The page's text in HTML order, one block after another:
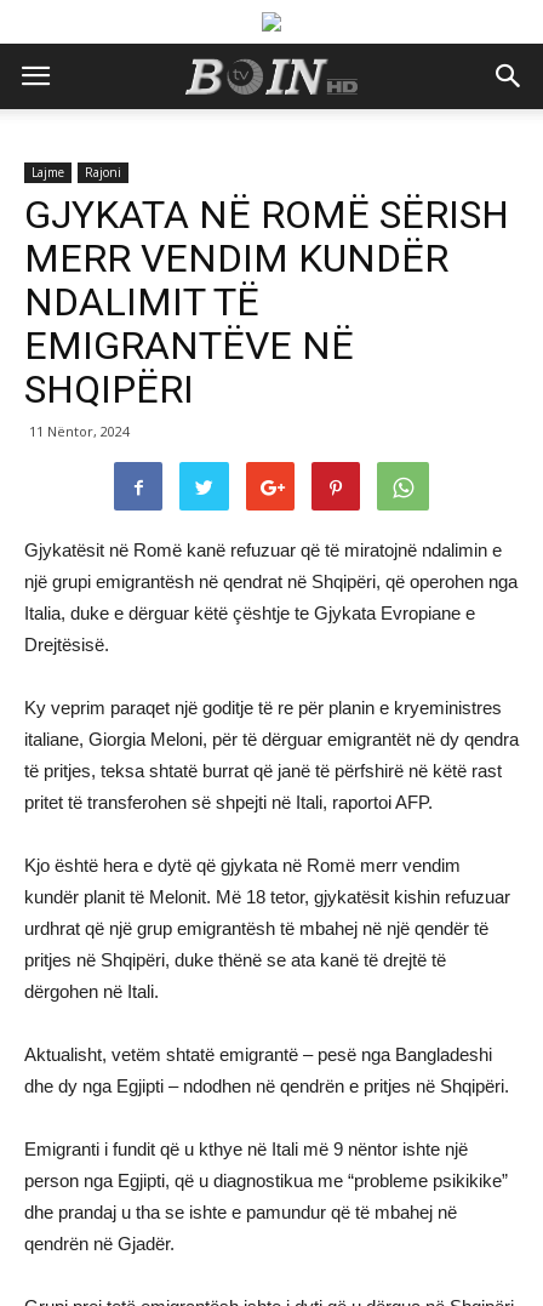
Lajme Rajoni
GJYKATA NË ROMË SËRISH
MERR VENDIM KUNDËR
NDALIMIT TË
EMIGRANTËVE NË
SHQIPËRI
11 Nëntor, 2024
Gjykatësit në Romë kanë refuzuar që të miratojnë ndalimin e
një grupi emigrantësh në qendrat në Shqipëri, që operohen nga
Italia, duke e dërguar këtë çështje te Gjykata Evropiane e
Drejtësisë.
Ky veprim paraqet një goditje të re për planin e kryeministres
italiane, Giorgia Meloni, për të dërguar emigrantët në dy qendra
të pritjes, teksa shtatë burrat që janë të përfshirë në këtë rast
pritet të transferohen së shpejti në Itali, raportoi AFP.
Kjo është hera e dytë që gjykata në Romë merr vendim
kundër planit të Melonit. Më 18 tetor, gjykatësit kishin refuzuar
urdhrat që një grup emigrantësh të mbahej në një qendër të
pritjes në Shqipëri, duke thënë se ata kanë të drejtë të
dërgohen në Itali.
Aktualisht, vetëm shtatë emigrantë – pesë nga Bangladeshi
dhe dy nga Egjipti – ndodhen në qendrën e pritjes në Shqipëri.
Emigranti i fundit që u kthye në Itali më 9 nëntor ishte një
person nga Egjipti, që u diagnostikua me “probleme psikikike”
dhe prandaj u tha se ishte e pamundur që të mbahej në
qendrën në Gjadër.